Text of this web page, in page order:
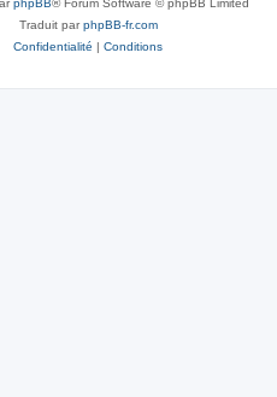
Traduit parphpBB-fr.com
Confidentialité | Conditions